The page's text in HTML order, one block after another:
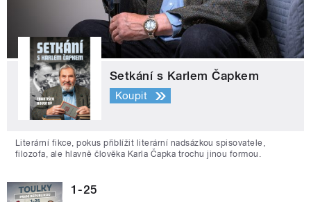
Setkání s Karlem Čapkem
Koupit
Literární fikce, pokus přiblížit literární nadsázkou spisovatele,
filozofa, ale hlavně člověka Karla Čapka trochu jinou formou.
1-25